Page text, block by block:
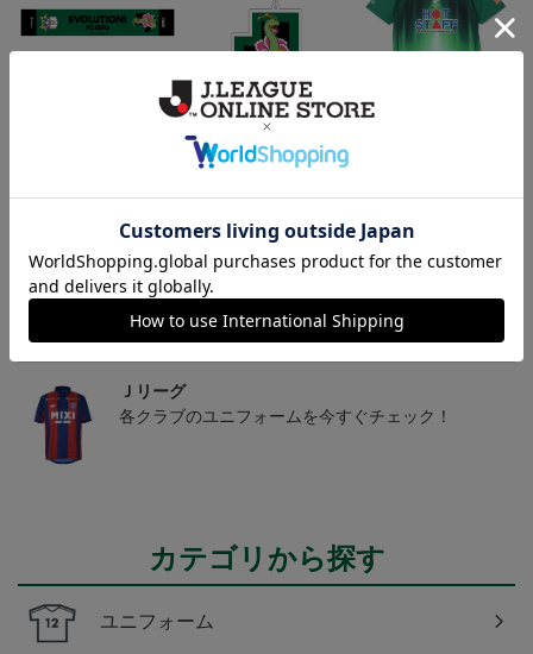
FC岐阜 メガニウム キ
ーホルダー
1,100円
2026/27 オーセンティッ
Ｊリーグ
多種多様なアパレルアイテムはこちら！！
Ｊリーグ
各クラブのユニフォームを今すぐチェック！
カテゴリから探す
ユニフォーム